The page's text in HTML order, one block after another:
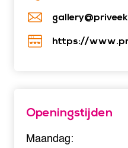
https://
Openingstijden
Maandag: